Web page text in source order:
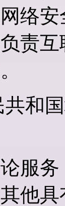
网络
责
和
服
他